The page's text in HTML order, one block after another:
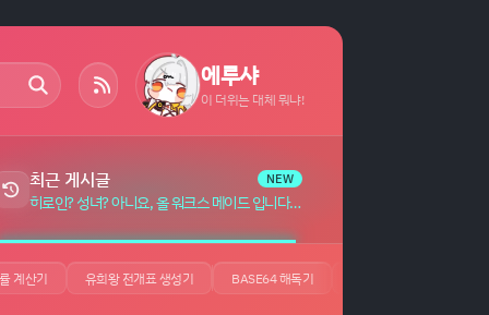
에루샤
이 더위는 대체 뭐냐!
최근 게시글 NEW
히로인? 성녀? 아니요, 올 워크스 메이드 입니다! (자랑) 자막 (7)
계산기 유희왕 전개표 생성기 BASE64 해독기